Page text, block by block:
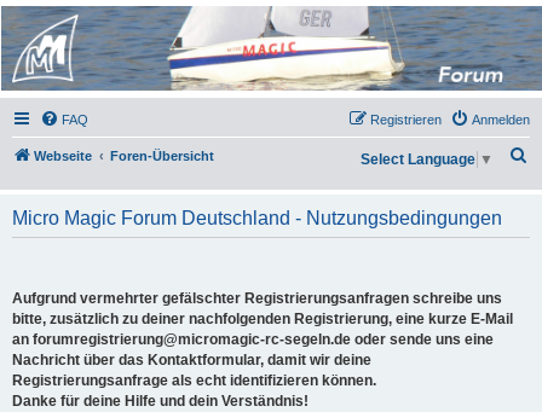
Micro Magic Forum
Deutschland
FAQ Anmelden
Registrieren
Webseite Foren-Übersicht
h
Select Language ▼
Micro Magic Forum Deutschland - Nutzungsbedingungen
Aufgrund vermehrter gefälschter Registrierungsanfragen schreibe uns
bitte, zusätzlich zu deiner nachfolgenden Registrierung, eine kurze E-Mail
an forumregistrierung@micromagic-rc-segeln.de oder sende uns eine
Nachricht über das Kontaktformular, damit wir deine
Registrierungsanfrage als echt identifizieren können.
Danke für deine Hilfe und dein Verständnis!